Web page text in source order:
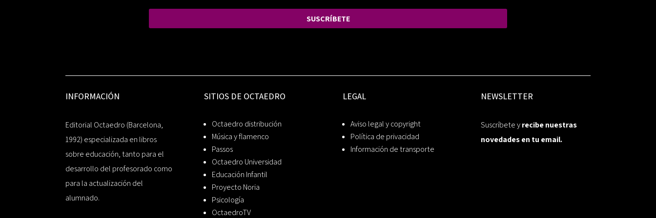
SUSCRÍBETE
INFORMACIÓN
Editorial Octaedro (Barcelona,
1992) especializada en libros
sobre educación, tanto para el
desarrollo del profesorado como
para la actualización del
alumnado.
SITIOS DE OCTAEDRO
Octaedro distribución
Música y flamenco
Passos
Octaedro Universidad
Educación Infantil
Proyecto Noria
Psicología
OctaedroTV
LEGAL
Aviso legal y copyright
Política de privacidad
Información de transporte
NEWSLETTER
Suscríbete yrecibe nuestras
novedades en tu email.